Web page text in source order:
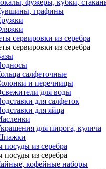
фужеры, кубки,
графины
сервировки из серебра
сервировки из серебра
салфеточные
и перечницы
для воды
для салфеток
для яйца
для пирога, кулича
из серебра
из серебра
кофейные наборы